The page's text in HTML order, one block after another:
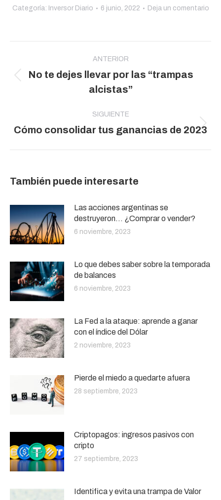
Categoría: Inversor Diario 6 junio, 2022 Deja un comentario
publicaciones
ANTERIOR
Publicación
anterior:
No te dejes llevar por las “trampas
alcistas”
SIGUIENTE
Publicación
Cómo consolidar tus ganancias de 2023
También puede interesarte
Las acciones argentinas se
destruyeron… ¿Comprar o vender?
6 noviembre, 2023
Lo que debes saber sobre la temporada
de balances
6 noviembre, 2023
La Fed a la ataque: aprende a ganar
con el índice del Dólar
2 noviembre, 2023
Pierde el miedo a quedarte afuera
28 septiembre, 2023
Criptopagos: ingresos pasivos con
cripto
27 septiembre, 2023
Identifica y evita una trampa de Valor